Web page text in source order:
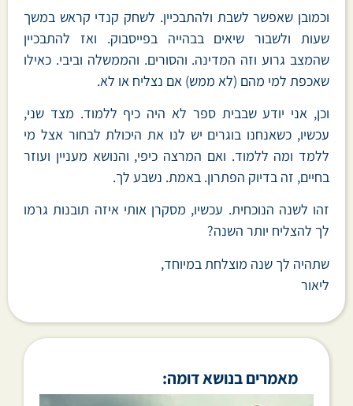
וכמובן שאפשר לשבת ולהתבכיין. לשחק קנדי קראש במשך
שעות ולשבור שיאים בבהייה בפייסבוק. ואז להתבכיין
שהמצב גרוע וזה המדינה. והסורים. והממשלה וביבי. כאילו
שאכפת למי מהם (לא ממש) אם נצליח או לא.
וכן, אני יודע שבבית ספר לא היה כיף ללמוד. מצד שני,
עכשיו, כשאנחנו בוגרים יש לנו את היכולת לבחור אצל מי
ללמד ומה ללמוד. ואם המרצה כיפי, והנושא מעניין ועוזר
בחיים, זה בדיוק הפתרון. באמת. נשבע לך.
זהו לשנה הנוכחית. עכשיו, מסקרן אותי איזה תובנות גרמו
לך להצליח יותר השנה?
שתהיה לך שנה מוצלחת במיוחד,
ליאור
מאמרים בנושא דומה: